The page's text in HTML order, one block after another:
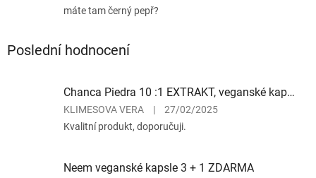
máte tam černý pepř?
Poslední hodnocení
Chanca Piedra 10 :1 EXTRAKT, veganské kapsle 60ks
Hodnocení
produktu
z
KLIMESOVA VERA |
27/02/2025
Kvalitní produkt, doporučuji.
Neem veganské kapsle 3 + 1 ZDARMA